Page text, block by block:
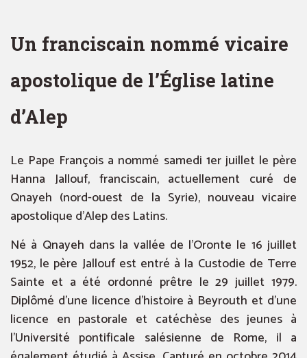
Un franciscain nommé vicaire
apostolique de l’Église latine
d’Alep
Le Pape François a nommé samedi 1er juillet le père
Hanna Jallouf, franciscain, actuellement curé de
Qnayeh (nord-ouest de la Syrie), nouveau vicaire
apostolique d’Alep des Latins.
Né à Qnayeh dans la vallée de l’Oronte le 16 juillet
1952, le père Jallouf est entré à la Custodie de Terre
Sainte et a été ordonné prêtre le 29 juillet 1979.
Diplômé d’une licence d’histoire à Beyrouth et d’une
licence en pastorale et catéchèse des jeunes à
l’Université pontificale salésienne de Rome, il a